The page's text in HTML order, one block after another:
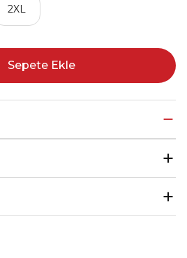
2XL
Sepete Ekle